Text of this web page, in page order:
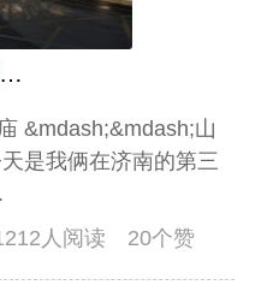
从济南中山公园到泰安岱庙——山东三地自由行记（三）
&mdash;&mdash;山
是我俩在济南的第三
人阅读 20个赞